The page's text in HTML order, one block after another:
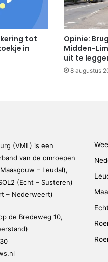
tot
in
Opinie:
Midden-
uit te
8 augustus
(VML) is een
van de omroepen
– Leudal),
(Echt – Susteren)
– Nederweert)
de Bredeweg 10,